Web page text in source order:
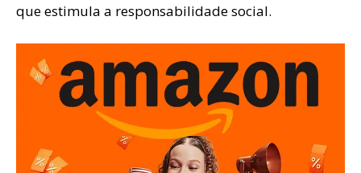
que estimula a responsabilidade social.